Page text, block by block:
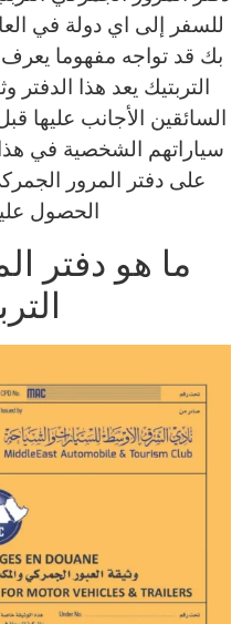
للسفر إلى اي دولة في
بك قد تواجه مفهوما
التربتيك يعد هذا
السائقين الأجانب عليها
سياراتهم الشخصية في
على دفتر المرور
الحصول
ما هو دفتر